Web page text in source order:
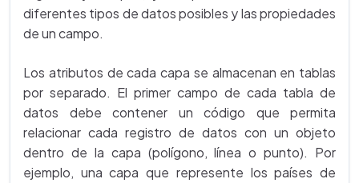
diferentes tipos de datos posibles y las propiedades
de un campo.
Los atributos de cada capa se almacenan en tablas
por separado. El primer campo de cada tabla de
datos debe contener un código que permita
relacionar cada registro de datos con un objeto
dentro de la capa (polígono, línea o punto). Por
ejemplo, una capa que represente los países de